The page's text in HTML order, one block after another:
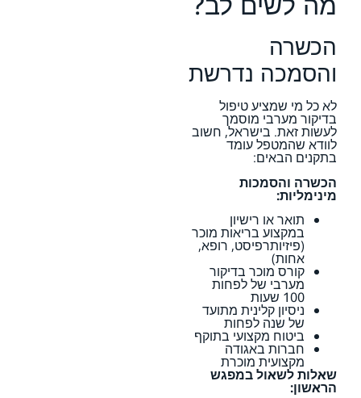
הכשרה
והסמכה נדרשת
לא כל מי שמציע טיפול
בדיקור מערבי מוסמך
לעשות זאת. בישראל, חשוב
לוודא שהמטפל עומד
בתקנים הבאים:
הכשרה והסמכות
מינימליות:
תואר או רישיון
במקצוע בריאות מוכר
(פיזיותרפיסט, רופא,
אחות)
קורס מוכר בדיקור
מערבי של לפחות
100 שעות
ניסיון קלינית מתועד
של שנה לפחות
ביטוח מקצועי בתוקף
חברות באגודה
מקצועית מוכרת
שאלות לשאול במפגש
הראשון: